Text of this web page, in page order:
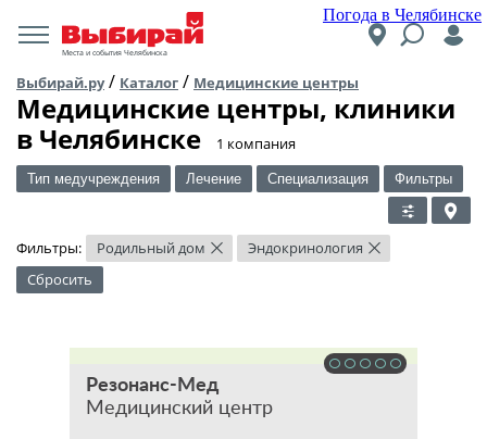
Погода в Челябинске
Места и события Челябинска
Выбирай.ру/ Каталог / Медицинские центры
Медицинские центры, клиники
в Челябинске
​1 компания
Тип медучреждения Лечение Специализация Фильтры
Фильтры: Родильный дом × Эндокринология ×
Сбросить
Резонанс-Мед
Медицинский центр